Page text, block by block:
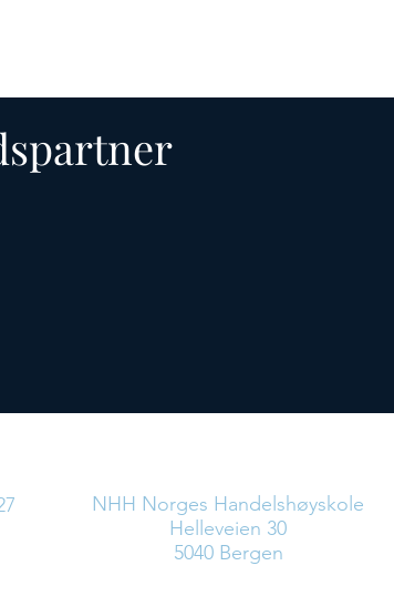
NHH Norges Handelshøyskole
Helleveien 30
5040 Bergen